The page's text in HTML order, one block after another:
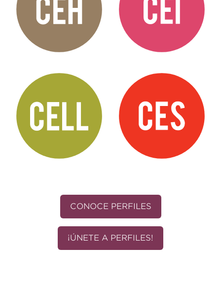
CONOCE PERFILES
¡ÚNETE A PERFILES!